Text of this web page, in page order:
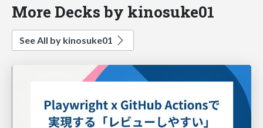
More Decks by kinosuke01
See All by kinosuke01